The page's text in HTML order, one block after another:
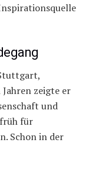
zeigte er
und
für
Schon in der